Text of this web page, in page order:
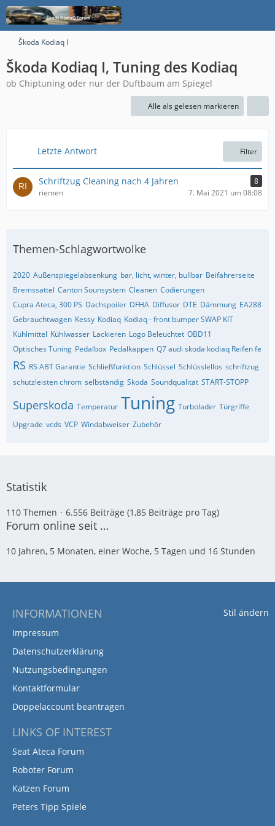
Škoda Kodiaq I
Škoda Kodiaq I, Tuning des Kodiaq
ob Chiptuning oder nur der Duftbaum am Spiegel
Alle als gelesen markieren
Letzte Antwort Filter
Schriftzug Cleaning nach 4 Jahren
8
riemen
7. Mai 2021 um 08:08
Themen-Schlagwortwolke
2020 Außenspiegelabsenkung bar, licht, winter, bullbar Beifahrerseite
Bremssattel Canton Sounsystem Cleanen Codierungen
Cupra Ateca, 300 PS Dachspoiler DFHA Diffusor DTE Dämmung EA288
Gebrauchtwagen Kessy Kodiaq Kodiaq - front bumper SWAP KIT
Kühlmittel Kühlwasser Lackieren Logo Beleuchtet OBD11
Optisches Tuning Pedalbox Pedalkappen Q7 audi skoda kodiaq Reifen fe
RS RS ABT Garantie Schließfunktion Schlüssel Schlüsslellos schriftzug
schutzleisten chrom selbständig Skoda Soundqualität START-STOPP
Superskoda Temperatur Tuning Turbolader Türgriffe
Upgrade vcds VCP Windabweiser Zubehör
Statistik
110 Themen 6.556 Beiträge (1,85 Beiträge pro Tag)
Forum online seit …
10 Jahren, 5 Monaten, einer Woche, 5 Tagen und 16 Stunden
Stil ändern
INFORMATIONEN
Impressum
Datenschutzerklärung
Nutzungsbedingungen
Kontaktformular
Doppelaccount beantragen
LINKS OF INTEREST
Seat Ateca Forum
Roboter Forum
Katzen Forum
Peters Tipp Spiele